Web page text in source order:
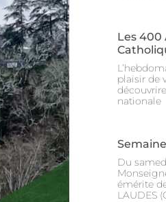
Les 400
plaisir de
nationale
Du
émérite
LAUDES